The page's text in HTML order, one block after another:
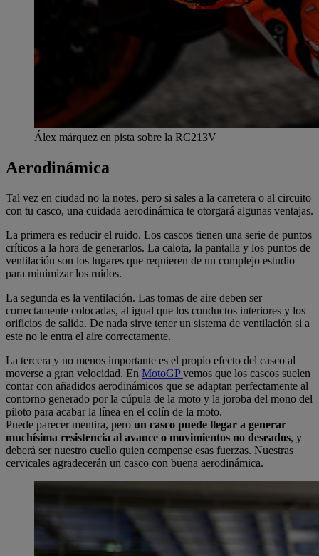
Álex márquez en pista sobre la RC213V
Aerodinámica
Tal vez en ciudad no la notes, pero si sales a la carretera o al circuito
con tu casco, una cuidada aerodinámica te otorgará algunas ventajas.
La primera es reducir el ruido. Los cascos tienen una serie de puntos
críticos a la hora de generarlos. La calota, la pantalla y los puntos de
ventilación son los lugares que requieren de un complejo estudio
para minimizar los ruidos.
La segunda es la ventilación. Las tomas de aire deben ser
correctamente colocadas, al igual que los conductos interiores y los
orificios de salida. De nada sirve tener un sistema de ventilación si a
este no le entra el aire correctamente.
La tercera y no menos importante es el propio efecto del casco al
moverse a gran velocidad. En MotoGPvemos que los cascos suelen
contar con añadidos aerodinámicos que se adaptan perfectamente al
contorno generado por la cúpula de la moto y la joroba del mono del
piloto para acabar la línea en el colín de la moto.
Puede parecer mentira, pero un casco puede llegar a generar
muchísima resistencia al avance o movimientos no deseados, y
deberá ser nuestro cuello quien compense esas fuerzas. Nuestras
cervicales agradecerán un casco con buena aerodinámica.